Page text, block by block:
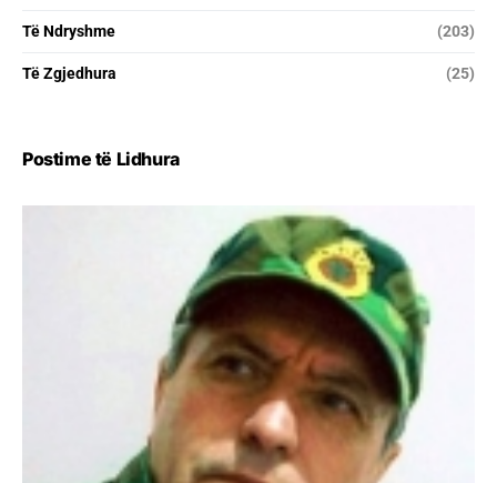
Të Ndryshme (203)
Të Zgjedhura (25)
Postime të Lidhura